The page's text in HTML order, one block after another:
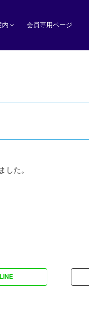
内 会員専用ページ
した。
LINE